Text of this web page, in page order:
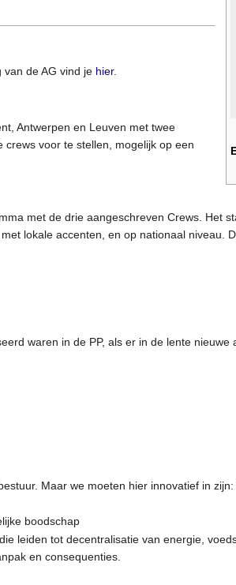
van de AG vind je hier.
Antwerpen en Leuven met twee
voor te stellen, mogelijk op een
met de drie aangeschreven Crews. Het
lokale accenten, en op nationaal niveau.
waren in de PP, als er in de lente
Maar we moeten hier innovatief in
boodschap
leiden tot decentralisatie van energie,
en consequenties.